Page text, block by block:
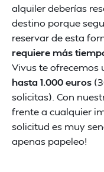
alquiler deberías
destino porque
reservar de esta
requiere más
Vivus te ofrecemos
hasta 1.000 euros
solicitas). Con
frente a cualquier
solicitud es muy
apenas papeleo!